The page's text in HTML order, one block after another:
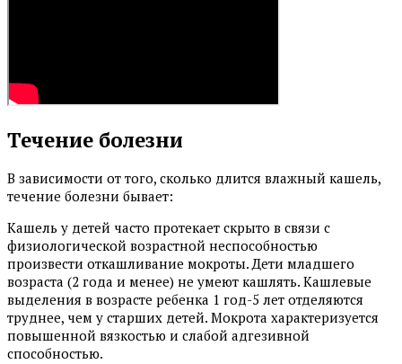
Течение болезни
В зависимости от того, сколько длится влажный кашель,
течение болезни бывает:
Кашель у детей часто протекает скрыто в связи с
физиологической возрастной неспособностью
произвести откашливание мокроты. Дети младшего
возраста (2 года и менее) не умеют кашлять. Кашлевые
выделения в возрасте ребенка 1 год-5 лет отделяются
труднее, чем у старших детей. Мокрота характеризуется
повышенной вязкостью и слабой адгезивной
способностью.